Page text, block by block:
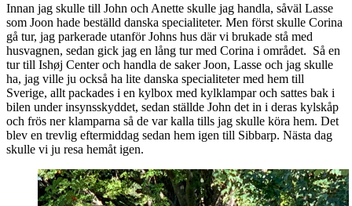
Innan jag skulle till John och Anette skulle jag handla, såväl Lasse
som Joon hade beställd danska specialiteter. Men först skulle Corina
gå tur, jag parkerade utanför Johns hus där vi brukade stå med
husvagnen, sedan gick jag en lång tur med Corina i området. Så en
tur till Ishøj Center och handla de saker Joon, Lasse och jag skulle
ha, jag ville ju också ha lite danska specialiteter med hem till
Sverige, allt packades i en kylbox med kylklampar och sattes bak i
bilen under insynsskyddet, sedan ställde John det in i deras kylskåp
och frös ner klamparna så de var kalla tills jag skulle köra hem. Det
blev en trevlig eftermiddag sedan hem igen till Sibbarp. Nästa dag
skulle vi ju resa hemåt igen.